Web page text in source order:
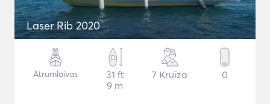
Laser Rib 2020
Ātrumlaivas
31 ft
9 m
7 Kruīza 0